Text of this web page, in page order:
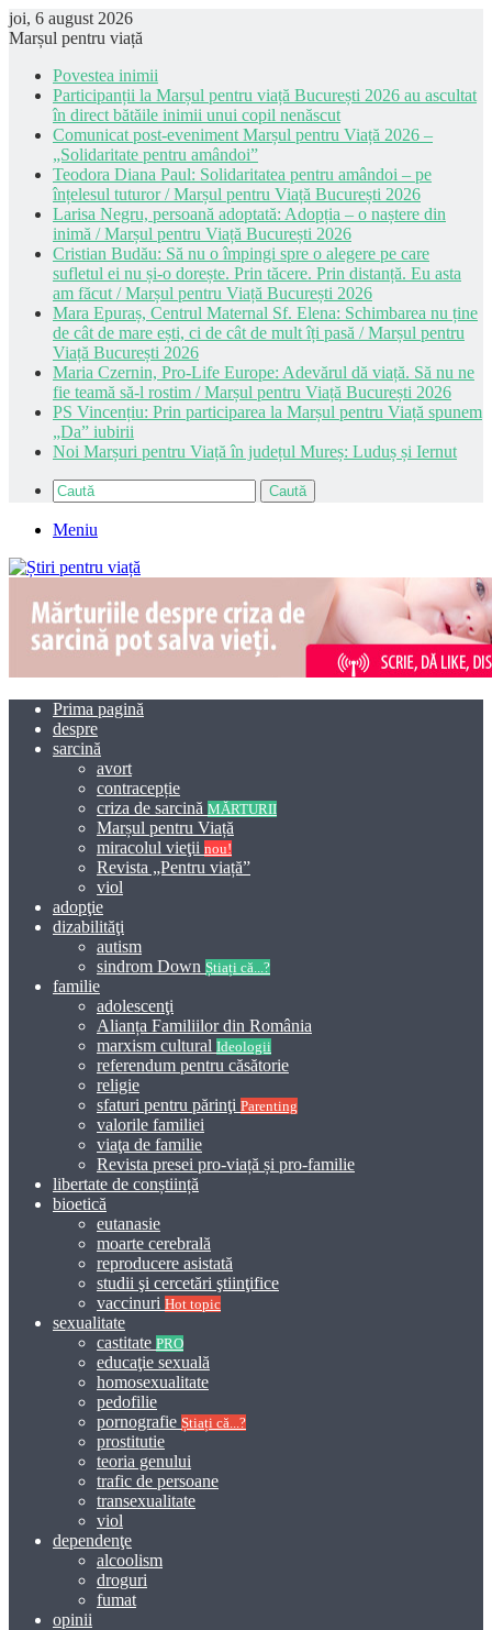
joi, 6 august 2026
Marșul pentru viață
Povestea inimii
Participanții la Marșul pentru viață București 2026 au ascultat
în direct bătăile inimii unui copil nenăscut
Comunicat post-eveniment Marșul pentru Viață 2026 –
„Solidaritate pentru amândoi”
Teodora Diana Paul: Solidaritatea pentru amândoi – pe
înțelesul tuturor / Marșul pentru Viață București 2026
Larisa Negru, persoană adoptată: Adopția – o naștere din
inimă / Marșul pentru Viață București 2026
Cristian Budău: Să nu o împingi spre o alegere pe care
sufletul ei nu și-o dorește. Prin tăcere. Prin distanță. Eu asta
am făcut / Marșul pentru Viață București 2026
Mara Epuraș, Centrul Maternal Sf. Elena: Schimbarea nu ține
de cât de mare ești, ci de cât de mult îți pasă / Marșul pentru
Viață București 2026
Maria Czernin, Pro-Life Europe: Adevărul dă viață. Să nu ne
fie teamă să-l rostim / Marșul pentru Viață București 2026
PS Vincențiu: Prin participarea la Marșul pentru Viață spunem
„Da” iubirii
Noi Marșuri pentru Viață în județul Mureș: Luduș și Iernut
Caută
Meniu
Prima pagină
despre
sarcină
avort
contracepție
criza de sarcină MĂRTURII
Marșul pentru Viață
miracolul vieţii nou!
Revista „Pentru viață”
viol
adopţie
dizabilităţi
autism
sindrom Down Știați că...?
familie
adolescenţi
Alianța Familiilor din România
marxism cultural Ideologii
referendum pentru căsătorie
religie
sfaturi pentru părinţi Parenting
valorile familiei
viaţa de familie
Revista presei pro-viață și pro-familie
libertate de conștiință
bioetică
eutanasie
moarte cerebrală
reproducere asistată
studii şi cercetări ştiinţifice
vaccinuri Hot topic
sexualitate
castitate PRO
educaţie sexuală
homosexualitate
pedofilie
pornografie Știați că...?
prostitutie
teoria genului
trafic de persoane
transexualitate
viol
dependenţe
alcoolism
droguri
fumat
opinii